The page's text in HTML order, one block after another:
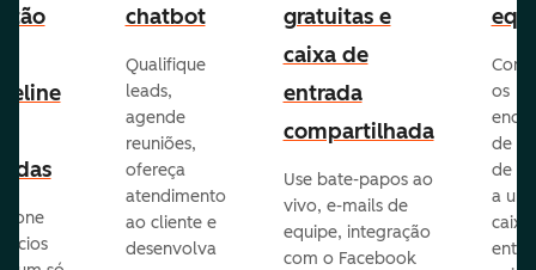
chatbot
Qualifique
leads,
agende
reuniões,
ofereça
atendimento
ao cliente e
desenvolva
gratuitas e
caixa de
entrada
compartilhada
Use bate-papos ao
vivo, e-mails de
equipe, integração
com o Facebook
os
de
de
a
caixa